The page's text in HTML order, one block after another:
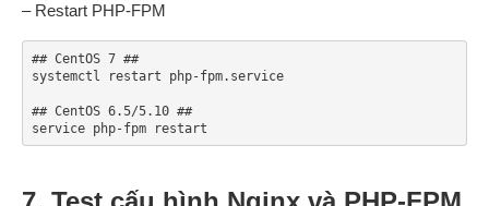
– Restart PHP-FPM
## CentOS 7 ##
systemctl restart php-fpm.service
## CentOS 6.5/5.10 ##
service php-fpm restart